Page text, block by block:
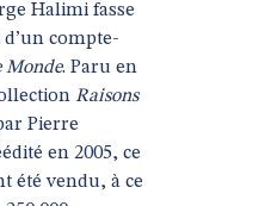
Halimi fasse
compte-
Monde. Paru en
Raisons
Pierre
en 2005, ce
été vendu, à ce